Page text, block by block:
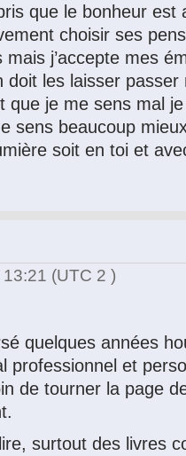
que le bonheur est
choisir ses
j’accepte mes
doit les laisser
que je me sens mal
sens beaucoup
soit en toi et
(UTC 2 )
quelques années
professionnel et
de tourner la page
surtout des livres